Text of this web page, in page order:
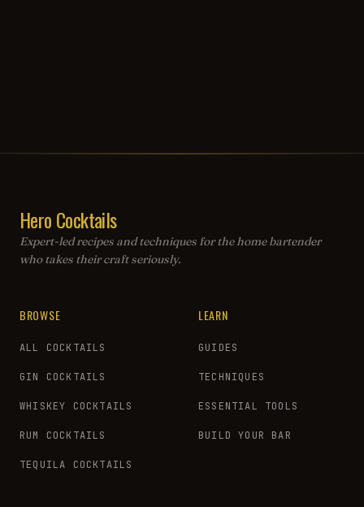
Hero Cocktails
Expert-led recipes and techniques for the home bartender
who takes their craft seriously.
BROWSE
ALL COCKTAILS
GIN COCKTAILS
WHISKEY COCKTAILS
RUM COCKTAILS
TEQUILA COCKTAILS
LEARN
GUIDES
TECHNIQUES
ESSENTIAL TOOLS
BUILD YOUR BAR